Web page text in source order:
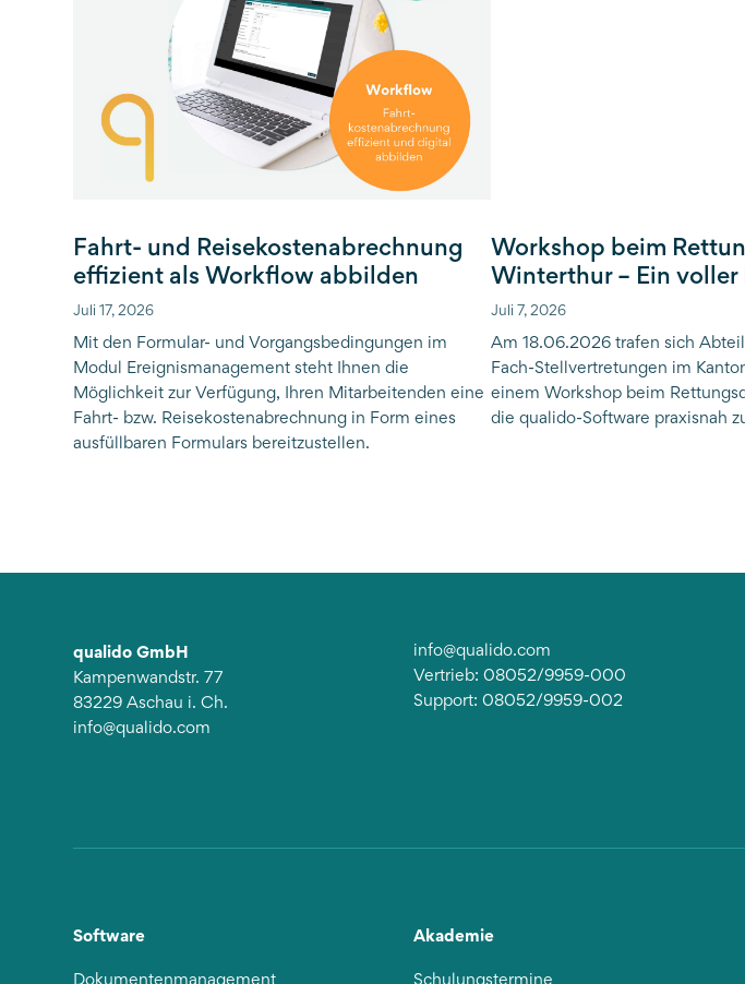
Fahrt- und Reisekostenabrechnung
effizient als Workflow abbilden
Juli 17, 2026
Mit den Formular- und Vorgangsbedingungen im
Modul Ereignismanagement steht Ihnen die
Möglichkeit zur Verfügung, Ihren Mitarbeitenden eine
Fahrt- bzw. Reisekostenabrechnung in Form eines
ausfüllbaren Formulars bereitzustellen.
Workshop beim
Winterthur – Ein voller
Juli 7, 2026
Am 18.06.2026 trafen sich
Fach-Stellvertretungen im
einem Workshop beim
die qualido-Software praxisnah
qualido GmbH
Kampenwandstr. 77
83229 Aschau i. Ch.
info@qualido.com
info@qualido.com
Vertrieb: 08052/9959-000
Support: 08052/9959-002
Software
Dokumentenmanagement
Akademie
Schulungstermine